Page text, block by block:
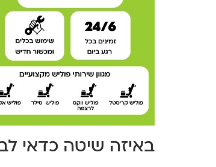
באיזה שיטה כדאי